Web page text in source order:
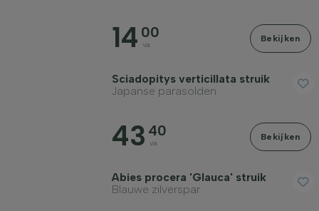
14 00
va
Bekijken
Sciadopitys verticillata struik
Japanse parasolden
43 40
va
Bekijken
Abies procera 'Glauca' struik
Blauwe zilverspar